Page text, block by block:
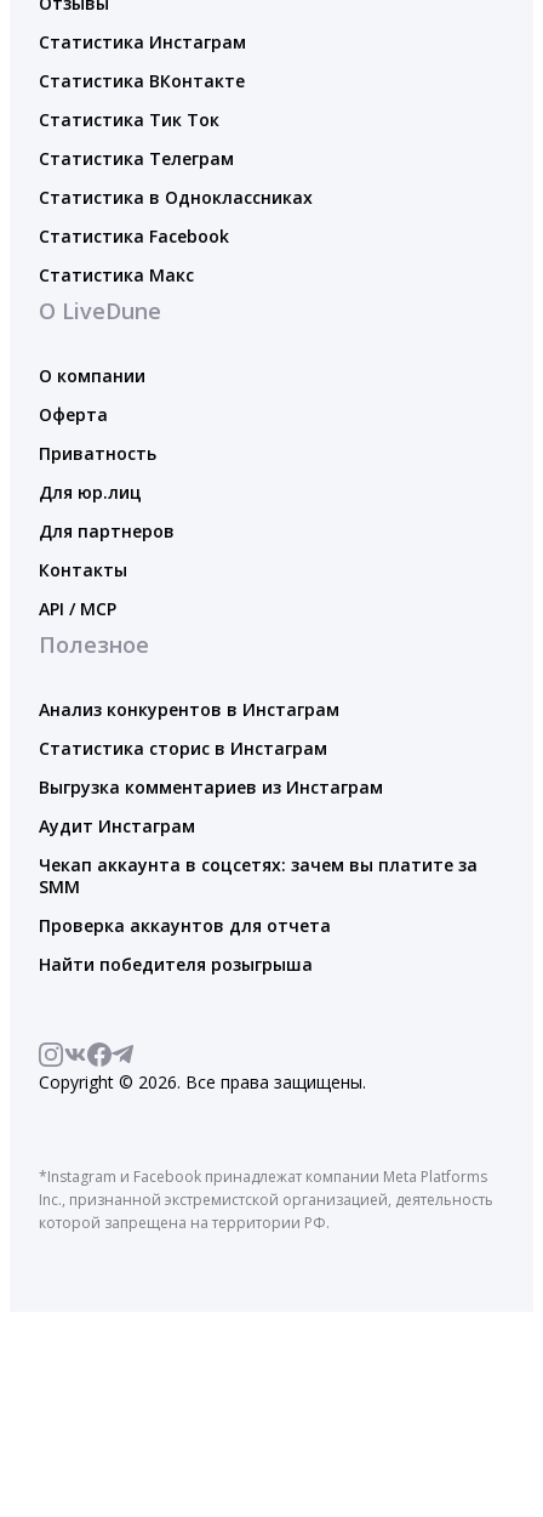
Статистика Инстаграм
Статистика ВКонтакте
Статистика Тик Ток
Статистика Телеграм
Статистика в Одноклассниках
Статистика Facebook
Статистика Макс
О LiveDune
О компании
Оферта
Приватность
Для юр.лиц
Для партнеров
Контакты
API / MCP
Полезное
Анализ конкурентов в Инстаграм
Статистика сторис в Инстаграм
Выгрузка комментариев из Инстаграм
Аудит Инстаграм
Чекап аккаунта в соцсетях: зачем вы платите за
SMM
Проверка аккаунтов для отчета
Найти победителя розыгрыша
Copyright © 2026. Все права защищены.
*Instagram и Facebook принадлежат компании Meta Platforms
Inc., признанной экстремистской организацией, деятельность
которой запрещена на территории РФ.